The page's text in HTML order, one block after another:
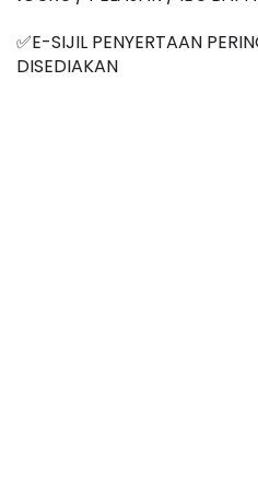
✅E-SIJIL PENYERTAAN
DISEDIAKAN